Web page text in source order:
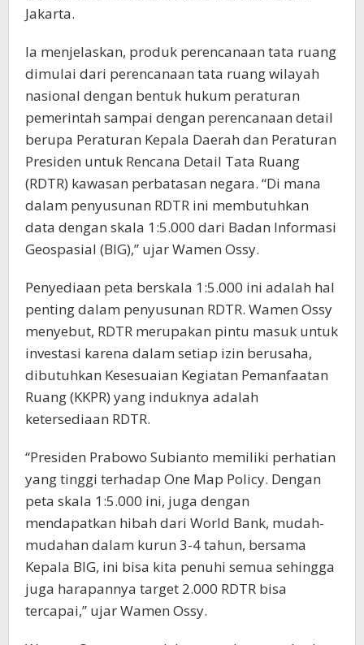
Jakarta.
Ia menjelaskan, produk perencanaan tata ruang
dimulai dari perencanaan tata ruang wilayah
nasional dengan bentuk hukum peraturan
pemerintah sampai dengan perencanaan detail
berupa Peraturan Kepala Daerah dan Peraturan
Presiden untuk Rencana Detail Tata Ruang
(RDTR) kawasan perbatasan negara. “Di mana
dalam penyusunan RDTR ini membutuhkan
data dengan skala 1:5.000 dari Badan Informasi
Geospasial (BIG),” ujar Wamen Ossy.
Penyediaan peta berskala 1:5.000 ini adalah hal
penting dalam penyusunan RDTR. Wamen Ossy
menyebut, RDTR merupakan pintu masuk untuk
investasi karena dalam setiap izin berusaha,
dibutuhkan Kesesuaian Kegiatan Pemanfaatan
Ruang (KKPR) yang induknya adalah
ketersediaan RDTR.
“Presiden Prabowo Subianto memiliki perhatian
yang tinggi terhadap One Map Policy. Dengan
peta skala 1:5.000 ini, juga dengan
mendapatkan hibah dari World Bank, mudah-
mudahan dalam kurun 3-4 tahun, bersama
Kepala BIG, ini bisa kita penuhi semua sehingga
juga harapannya target 2.000 RDTR bisa
tercapai,” ujar Wamen Ossy.